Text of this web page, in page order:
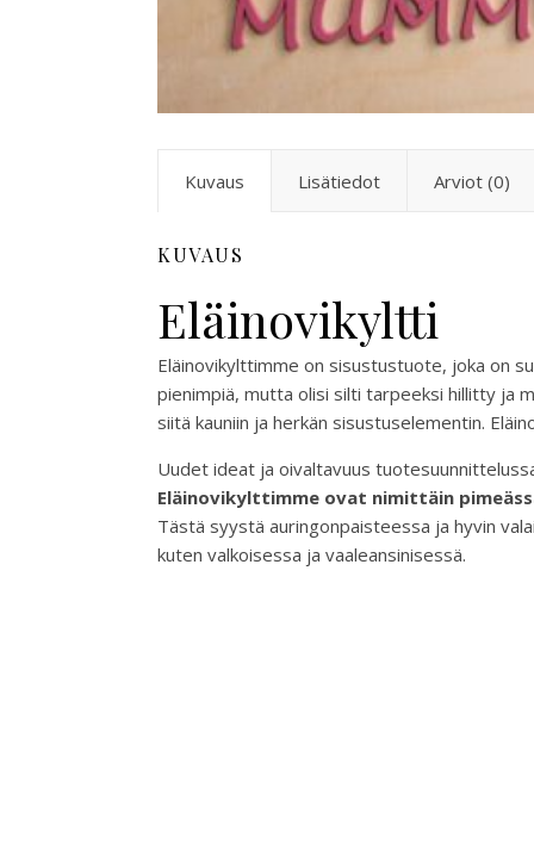
Kuvaus Lisätiedot Arviot (0)
KUVAUS
Eläinovikyltti
Eläinovikylttimme on sisustustuote, joka on
pienimpiä, mutta olisi silti tarpeeksi hillitty ja
siitä kauniin ja herkän sisustuselementin.
Uudet ideat ja oivaltavuus
Eläinovikylttimme ovat nimittäin
Tästä syystä auringonpaisteessa ja hyvin
kuten valkoisessa ja vaaleansinisessä.